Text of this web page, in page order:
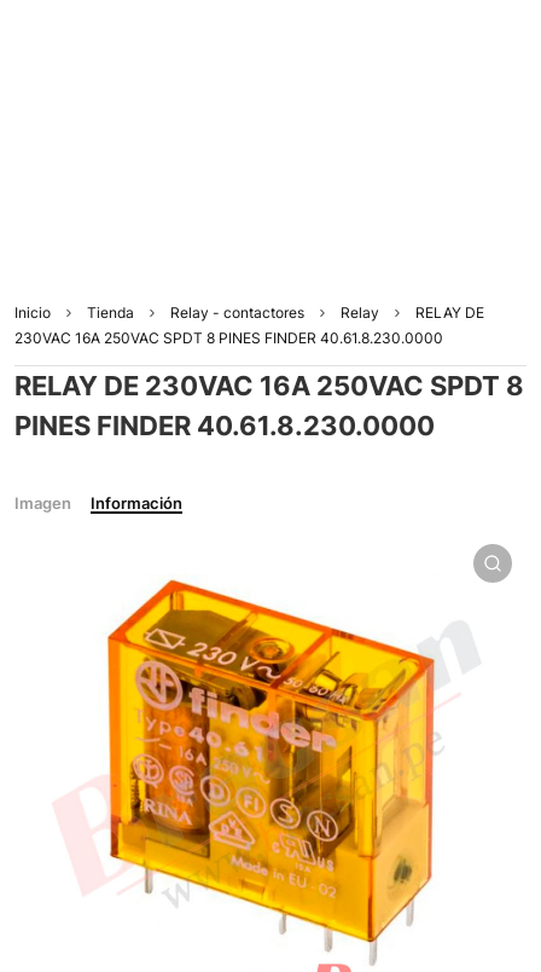
Inicio Tienda Relay - contactores Relay
RELAY DE
230VAC 16A 250VAC SPDT 8 PINES FINDER 40.61.8.230.0000
RELAY DE 230VAC 16A 250VAC SPDT 8
PINES FINDER 40.61.8.230.0000
Imagen Información